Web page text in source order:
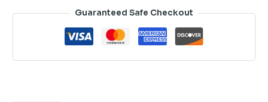
Guaranteed Safe Checkout